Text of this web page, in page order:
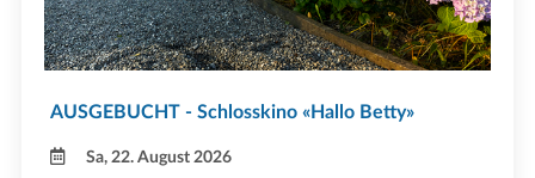
AUSGEBUCHT - Schlosskino «Hallo Betty»
Sa, 22. August 2026